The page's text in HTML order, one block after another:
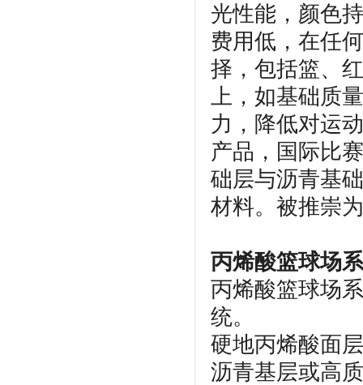
光性能，颜色
费用低，在任
择，包括篮、
上，如基础质
力，降低对运
产品，国际比
础层与沥青基
材料。被推崇
丙烯酸篮球场
丙烯酸篮球场
统。
硬地丙烯酸面
沥青基层或高